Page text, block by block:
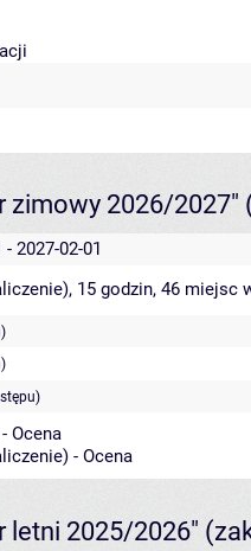
zimowy 2026/2027"
- 2027-02-01
15 godzin, 46 miejsc
Ocena
- Ocena
letni 2025/2026"